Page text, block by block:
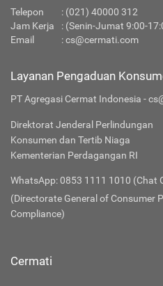
Telepon : (021) 40000 312
Jam Kerja
: (Senin-Jumat 9:00-
Email
:cs@cermati.com
Layanan Pengaduan
PT Agregasi Cermat Indonesia -
Direktorat Jenderal Perlindungan
Konsumen dan Tertib Niaga
Kementerian Perdagangan RI
WhatsApp: 0853 1111 1010 (Chat
(Directorate General of Consumer
Compliance)
Cermati